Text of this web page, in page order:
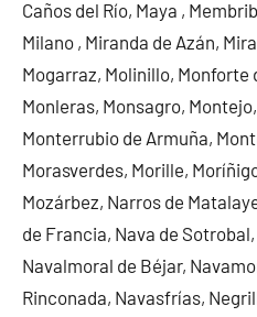
Caños del Río, Maya ,
Milano , Miranda de Azán,
Mogarraz, Molinillo, Monforte
Monleras, Monsagro,
Monterrubio de Armuña,
Morasverdes, Morille,
Mozárbez, Narros de
de Francia, Nava de
Navalmoral de Béjar,
Rinconada, Navasfrías,